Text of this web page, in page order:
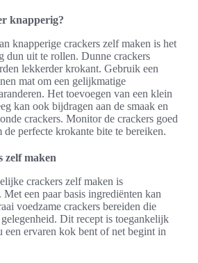
knapperig?
knapperige crackers zelf maken is het
dun uit te rollen. Dunne crackers
lekkerder krokant. Gebruik een
mat om een gelijkmatige
Het toevoegen van een klein
kan ook bijdragen aan de smaak en
crackers. Monitor de crackers goed
perfecte krokante bite te bereiken.
zelf maken
crackers zelf maken is
een paar basis ingrediënten kan
voedzame crackers bereiden die
Dit recept is toegankelijk
een ervaren kok bent of net begint in